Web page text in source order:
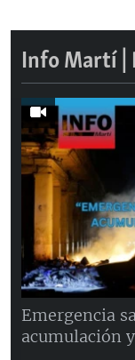
Info Martí |
Emergencia
acumulación